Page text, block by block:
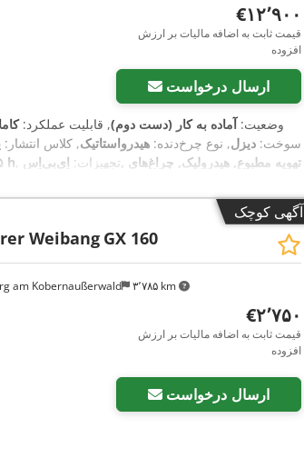
‎€۱۲٬۹۰۰
قیمت ثابت به اضافه مالیات بر ارزش
افزوده
ارسال درخواست
وضعیت:آماده به کار (دست دوم), قابلیت عملکرد:
, سوخت: دیزل, نوع چرخ‌دنده: هیدرواستاتیک, کلاس انتشار:
۱۰٬۵۴۱ h , تجهیزات: اِی‌بی‌اِس‎, تهویه مطبوع, هیدرولیک, چراغ‌های
آگهی کوچک
am Kobernaußerwald ۳٬۷۸۵ km
Weibang GX 160
‎€۲٬۷۵۰
قیمت ثابت به اضافه مالیات بر ارزش
افزوده
ارسال درخواست